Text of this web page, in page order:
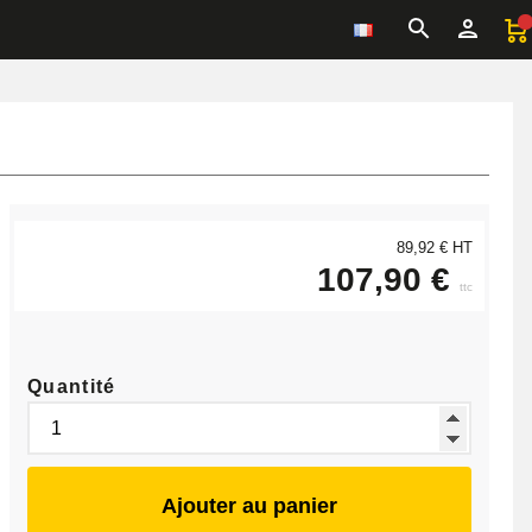
89,92 € HT
107,90 € ttc
Quantité
Ajouter au panier